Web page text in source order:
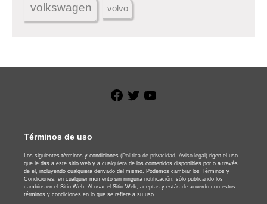
volkswagen volvo
Facebook
Twitter
Términos de uso
Los siguientes términos y condiciones (Política de privacidad, Aviso legal) rigen el uso
que le das a este sitio web y a cualquiera de los contenidos disponibles por o a través
de el, incluyendo cualquiera derivado del mismo. Podemos cambiar los Términos y
Condiciones, en cualquier momento sin ninguna notificación, sólo publicando los
cambios en el Sitio Web. Al usar el Sitio Web, aceptas y estás de acuerdo con estos
términos y condiciones en lo que se refiere a su uso.